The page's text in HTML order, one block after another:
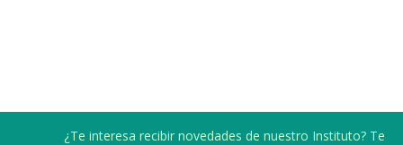
¿Te interesa recibir novedades de nuestro Instituto? Te